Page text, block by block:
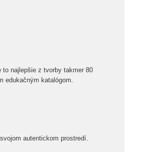
to najlepšie z tvorby takmer 80
edukačným katalógom.
autentickom prostredí.